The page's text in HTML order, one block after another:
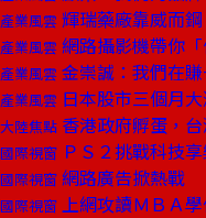
產業風雲 輝瑞藥廠靠威而
產業風雲 網路攝影機帶你
產業風雲 金崇誠：我們在
產業風雲 日本股市三個月
大陸焦點 香港政府孵蛋，
國際視窗 ＰＳ２挑戰科技
國際視窗 網路廣告掀熱戰
國際視窗 上網攻讀ＭＢＡ